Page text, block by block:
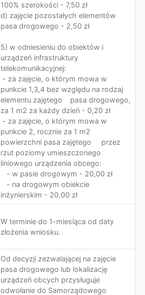
100% szerokości - 7,50 zł
d) zajęcie pozostałych elementów
pasa drogowego - 2,50 zł
5) w odniesieniu do obiektów i
urządzeń infrastruktury
telekomunikacyjnej:
- za zajęcie, o którym mowa w
punkcie 1,3,4 bez względu na rodzaj
elementu zajętego pasa drogowego,
za 1 m2 za każdy dzień - 0,20 zł
- za zajęcie, o którym mowa w
punkcie 2, rocznie za 1 m2
powierzchni pasa zajętego przez
rzut poziomy umieszczonego
liniowego urządzenia obcego:
- w pasie drogowym - 20,00 zł
- na drogowym obiekcie
inżynierskim - 20,00 zł
W terminie do 1-miesiąca od daty
złożenia wniosku.
Od decyzji zezwalającej na zajęcie
pasa drogowego lub lokalizację
urządzeń obcych przysługuje
odwołanie do Samorządowego